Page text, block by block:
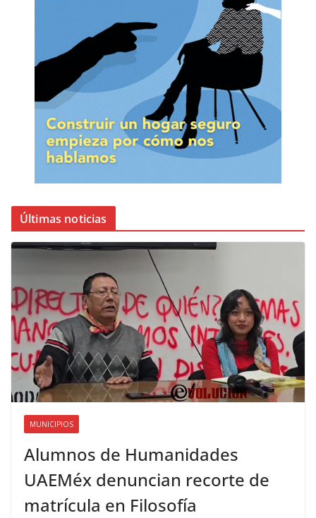
Últimas noticias
MUNICIPIOS
Alumnos de Humanidades
UAEMéx denuncian recorte de
matrícula en Filosofía